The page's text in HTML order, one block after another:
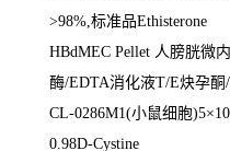
>98%, 标准品Ethisterone
HBdMEC Pellet 人膀胱微
酶/EDTA消化液T/E炔孕酮/
CL-0286M1(小鼠细胞)5×
0.98D-Cystine